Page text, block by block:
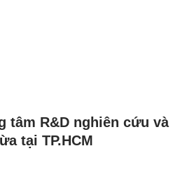
tâm R&D nghiên cứu và
tại TP.HCM